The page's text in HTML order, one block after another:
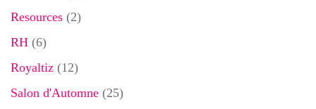
Resources (2)
RH (6)
Royaltiz (12)
Salon d'Automne (25)